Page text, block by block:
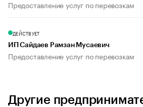
Предоставление услуг по перевозкам
ДЕЙСТВУЕТ
ИП Сайдаев Рамзан Мусаевич
Предоставление услуг по перевозкам
Другие